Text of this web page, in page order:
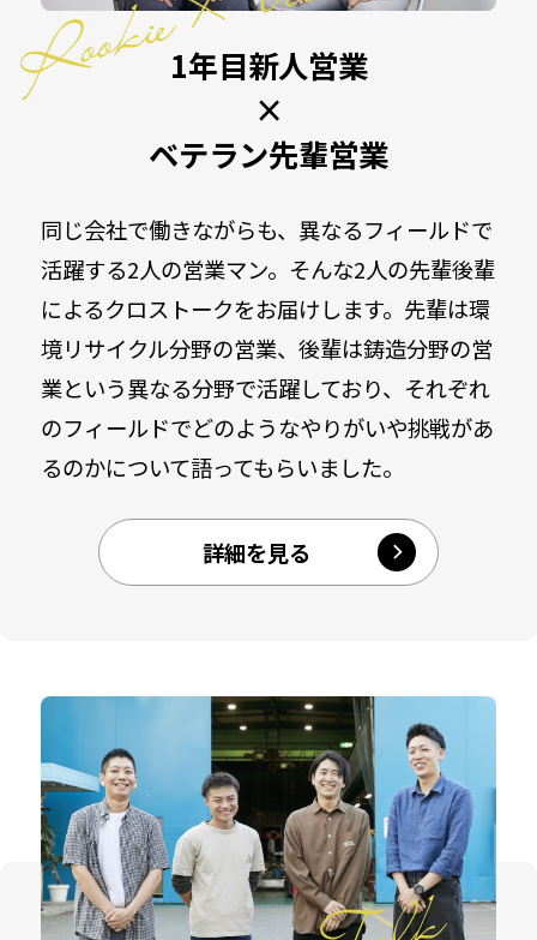
1年目新人営業
×
ベテラン先輩営業
同じ会社で働きながらも、異なるフィールドで
活躍する2人の営業マン。そんな2人の先輩後輩
によるクロストークをお届けします。先輩は環
境リサイクル分野の営業、後輩は鋳造分野の営
業という異なる分野で活躍しており、それぞれ
のフィールドでどのようなやりがいや挑戦があ
るのかについて語ってもらいました。
詳細を見る